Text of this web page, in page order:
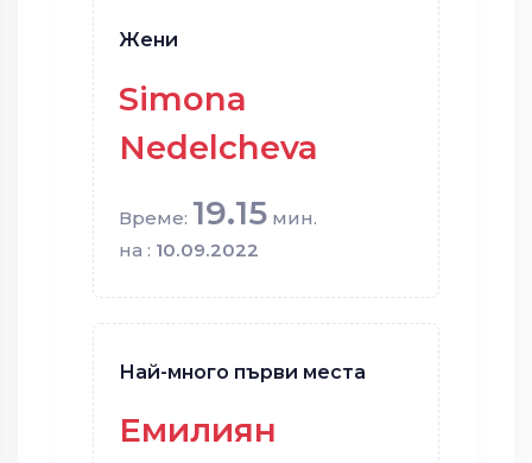
Жени
Simona
Nedelcheva
Време: 19.15 мин.
на : 10.09.2022
Най-много първи места
Емилиян